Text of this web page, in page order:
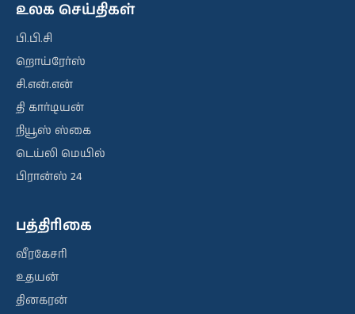
உலக செய்திகள்
பி.பி.சி
றொய்ரேர்ஸ்
சி.என்.என்
தி கார்டியன்
நியூஸ் ஸ்கை
டெய்லி மெயில்
பிரான்ஸ் 24
பத்திரிகை
வீரகேசரி
உதயன்
தினகரன்